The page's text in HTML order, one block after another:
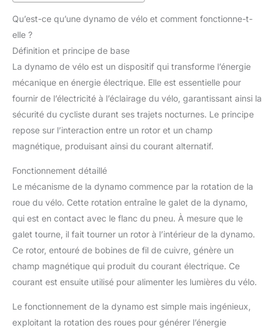
Qu’est-ce qu’une dynamo de vélo et comment fonctionne-t-
elle ?
Définition et principe de base
La dynamo de vélo est un dispositif qui transforme l’énergie
mécanique en énergie électrique. Elle est essentielle pour
fournir de l’électricité à l’éclairage du vélo, garantissant ainsi la
sécurité du cycliste durant ses trajets nocturnes. Le principe
repose sur l’interaction entre un rotor et un champ
magnétique, produisant ainsi du courant alternatif.
Fonctionnement détaillé
Le mécanisme de la dynamo commence par la rotation de la
roue du vélo. Cette rotation entraîne le galet de la dynamo,
qui est en contact avec le flanc du pneu. À mesure que le
galet tourne, il fait tourner un rotor à l’intérieur de la dynamo.
Ce rotor, entouré de bobines de fil de cuivre, génère un
champ magnétique qui produit du courant électrique. Ce
courant est ensuite utilisé pour alimenter les lumières du vélo.
Le fonctionnement de la dynamo est simple mais ingénieux,
exploitant la rotation des roues pour générer l’énergie